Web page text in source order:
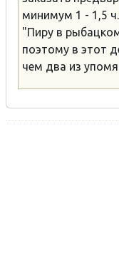
минимум 1 - 1,5
"Пиру в
поэтому в этот
чем два из